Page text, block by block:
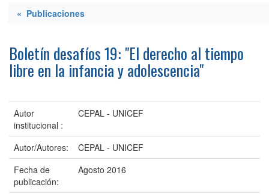
« Publicaciones
Boletín desafíos 19: "El derecho al tiempo
libre en la infancia y adolescencia"
Autor
institucional :
CEPAL - UNICEF
Autor/Autores:
CEPAL - UNICEF
Fecha de
publicación:
Agosto 2016